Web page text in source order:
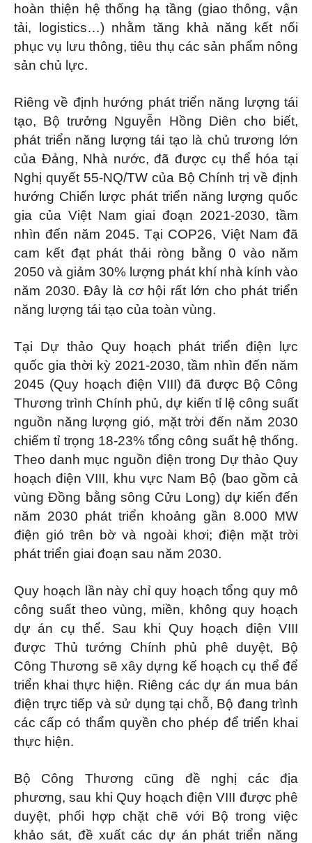
hoàn thiện hệ thống hạ tầng (giao thông, vận
tải, logistics…) nhằm tăng khả năng kết nối
phục vụ lưu thông, tiêu thụ các sản phẩm nông
sản chủ lực.
Riêng về định hướng phát triển năng lượng tái
tạo, Bộ trưởng Nguyễn Hồng Diên cho biết,
phát triển năng lượng tái tạo là chủ trương lớn
của Đảng, Nhà nước, đã được cụ thể hóa tại
Nghị quyết 55-NQ/TW của Bộ Chính trị về định
hướng Chiến lược phát triển năng lượng quốc
gia của Việt Nam giai đoạn 2021-2030, tầm
nhìn đến năm 2045. Tại COP26, Việt Nam đã
cam kết đạt phát thải ròng bằng 0 vào năm
2050 và giảm 30% lượng phát khí nhà kính vào
năm 2030. Đây là cơ hội rất lớn cho phát triển
năng lượng tái tạo của toàn vùng.
Tại Dự thảo Quy hoạch phát triển điện lực
quốc gia thời kỳ 2021-2030, tầm nhìn đến năm
2045 (Quy hoạch điện VIII) đã được Bộ Công
Thương trình Chính phủ, dự kiến tỉ lệ công suất
nguồn năng lượng gió, mặt trời đến năm 2030
chiếm tỉ trọng 18-23% tổng công suất hệ thống.
Theo danh mục nguồn điện trong Dự thảo Quy
hoạch điện VIII, khu vực Nam Bộ (bao gồm cả
vùng Đồng bằng sông Cửu Long) dự kiến đến
năm 2030 phát triển khoảng gần 8.000 MW
điện gió trên bờ và ngoài khơi; điện mặt trời
phát triển giai đoạn sau năm 2030.
Quy hoạch lần này chỉ quy hoạch tổng quy mô
công suất theo vùng, miền, không quy hoạch
dự án cụ thể. Sau khi Quy hoạch điện VIII
được Thủ tướng Chính phủ phê duyệt, Bộ
Công Thương sẽ xây dựng kế hoạch cụ thể để
triển khai thực hiện. Riêng các dự án mua bán
điện trực tiếp và sử dụng tại chỗ, Bộ đang trình
các cấp có thẩm quyền cho phép để triển khai
thực hiện.
Bộ Công Thương cũng đề nghị các địa
phương, sau khi Quy hoạch điện VIII được phê
duyệt, phối hợp chặt chẽ với Bộ trong việc
khảo sát, đề xuất các dự án phát triển năng